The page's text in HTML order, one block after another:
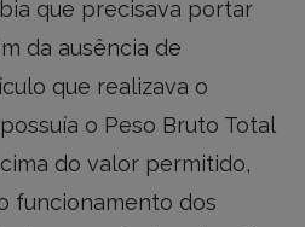
que precisava portar
da ausência de
que realizava o
o Peso Bruto Total
do valor permitido,
funcionamento dos